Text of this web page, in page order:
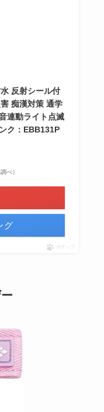
反射シール付
痴漢対策 通学
連動ライト点滅
ク：EBB131P
べ）
グ
ポチップ